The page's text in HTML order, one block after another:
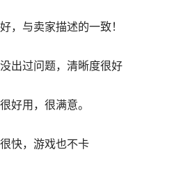
，与卖家描述的一致！
出过问题，清晰度很好
好用，很满意。
快，游戏也不卡